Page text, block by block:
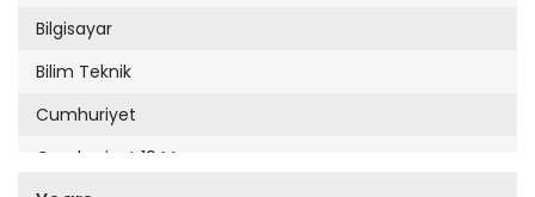
Bilgisayar
Bilim Teknik
Cumhuriyet
Cumhuriyet 19 Mayıs